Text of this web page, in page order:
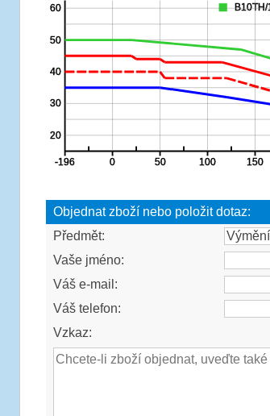
Objednat zboží nebo položit dotaz:
Předmět:
Vaše jméno:
Váš e-mail:
Váš telefon:
Vzkaz: